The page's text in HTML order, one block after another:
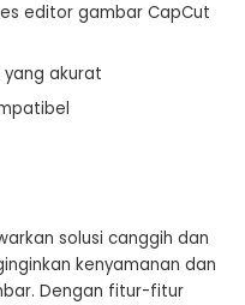
editor gambar CapCut
akurat
solusi canggih dan
kenyamanan dan
Dengan fitur-fitur